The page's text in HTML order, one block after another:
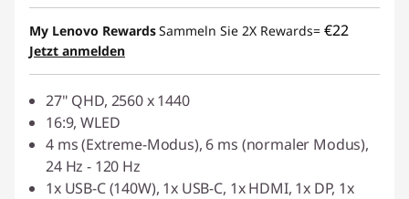
My Lenovo RewardsSammeln Sie 2X Rewards= €22
Jetzt anmelden
27" QHD, 2560 x 1440
16:9, WLED
4 ms (Extreme-Modus), 6 ms (normaler Modus),
24 Hz - 120 Hz
1x USB-C (140W), 1x USB-C, 1x HDMI, 1x DP, 1x